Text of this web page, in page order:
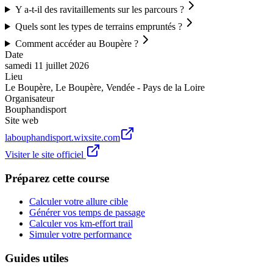
Y a-t-il des ravitaillements sur les parcours ?
Quels sont les types de terrains empruntés ?
Comment accéder au Boupère ?
Date
samedi 11 juillet 2026
Lieu
Le Boupère, Le Boupère, Vendée - Pays de la Loire
Organisateur
Bouphandisport
Site web
labouphandisport.wixsite.com
Visiter le site officiel
Préparez cette course
Calculer votre allure cible
Générer vos temps de passage
Calculer vos km-effort trail
Simuler votre performance
Guides utiles